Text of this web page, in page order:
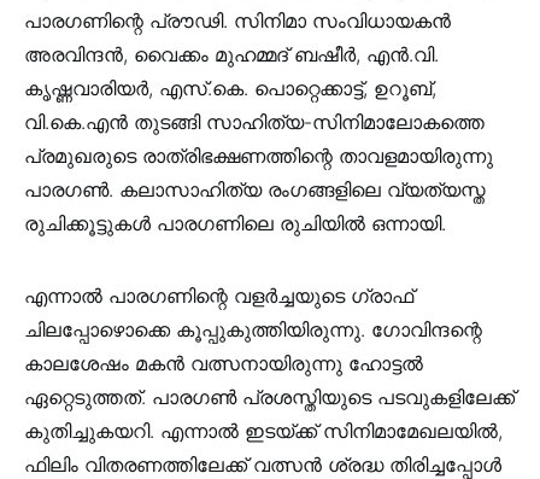
പാരഗണിന്റെ പ്രൗഢി. സിനിമാ സംവിധായകന്‍
അരവിന്ദന്‍, വൈക്കം മുഹമ്മദ് ബഷീര്‍, എന്‍.വി.
കൃഷ്ണവാരിയര്‍, എസ്.കെ. പൊറ്റെക്കാട്ട്, ഉറൂബ്,
വി.കെ.എന്‍ തുടങ്ങി സാഹിത്യ-സിനിമാലോകത്തെ
പ്രമുഖരുടെ രാത്രിഭക്ഷണത്തിന്റെ താവളമായിരുന്നു
പാരഗണ്‍. കലാസാഹിത്യ രംഗങ്ങളിലെ വ്യത്യസ്ത
രുചിക്കൂട്ടുകള്‍ പാരഗണിലെ രുചിയില്‍ ഒന്നായി.
എന്നാല്‍ പാരഗണിന്റെ വളര്‍ച്ചയുടെ ഗ്രാഫ്
ചിലപ്പോഴൊക്കെ കൂപ്പുകുത്തിയിരുന്നു. ഗോവിന്ദന്റെ
കാലശേഷം മകന്‍ വത്സനായിരുന്നു ഹോട്ടല്‍
ഏറ്റെടുത്തത്. പാരഗണ്‍ പ്രശസ്തിയുടെ പടവുകളിലേക്ക്
കുതിച്ചുകയറി. എന്നാല്‍ ഇടയ്ക്ക് സിനിമാമേഖലയില്‍,
ഫിലിം വിതരണത്തിലേക്ക് വത്സന്‍ ശ്രദ്ധ തിരിച്ചപ്പോള്‍